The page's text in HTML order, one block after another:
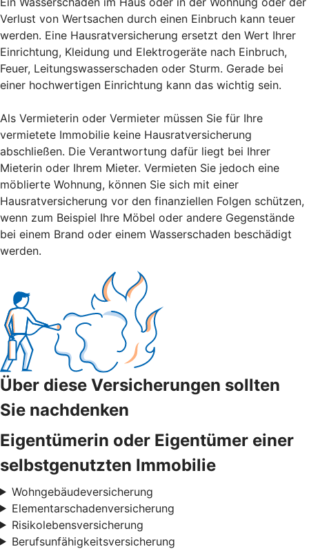
Verlust von Wertsachen durch einen Einbruch kann teuer
werden. Eine Hausratversicherung ersetzt den Wert Ihrer
Einrichtung, Kleidung und Elektrogeräte nach Einbruch,
Feuer, Leitungswasserschaden oder Sturm. Gerade bei
einer hochwertigen Einrichtung kann das wichtig sein.
Als Vermieterin oder Vermieter müssen Sie für Ihre
vermietete Immobilie keine Hausratversicherung
abschließen. Die Verantwortung dafür liegt bei Ihrer
Mieterin oder Ihrem Mieter. Vermieten Sie jedoch eine
möblierte Wohnung, können Sie sich mit einer
Hausratversicherung vor den finanziellen Folgen schützen,
wenn zum Beispiel Ihre Möbel oder andere Gegenstände
bei einem Brand oder einem Wasserschaden beschädigt
werden.
Über diese Versicherungen sollten
Sie nachdenken
Eigentümerin oder Eigentümer einer
selbstgenutzten Immobilie
Wohngebäudeversicherung
Elementarschadenversicherung
Risikolebensversicherung
Berufsunfähigkeitsversicherung